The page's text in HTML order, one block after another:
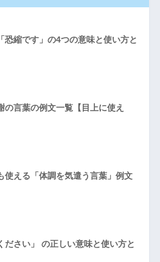
恐縮です」の4つの意味と使い方と
の言葉の例文一覧【目上に使え
使える「体調を気遣う言葉」例文
ださい」 の正しい意味と使い方と